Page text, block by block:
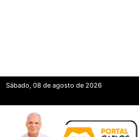
Sábado, 08 de agosto de 2026